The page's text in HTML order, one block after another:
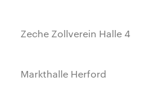
Zeche Zollverein Halle 4
Markthalle Herford